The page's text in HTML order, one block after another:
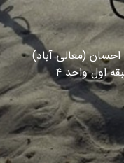
(معالی آباد)
واحد ۴